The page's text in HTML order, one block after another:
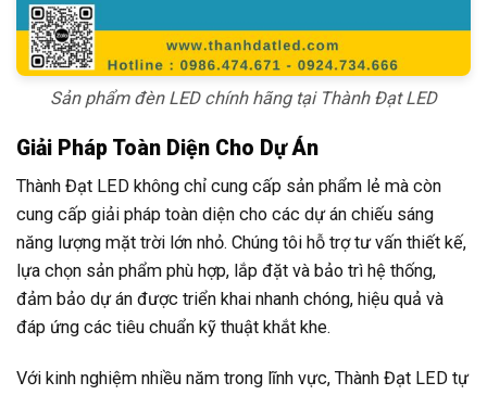
Sản phẩm đèn LED chính hãng tại Thành Đạt LED
Giải Pháp Toàn Diện Cho Dự Án
Thành Đạt LED không chỉ cung cấp sản phẩm lẻ mà còn
cung cấp giải pháp toàn diện cho các dự án chiếu sáng
năng lượng mặt trời lớn nhỏ. Chúng tôi hỗ trợ tư vấn thiết kế,
lựa chọn sản phẩm phù hợp, lắp đặt và bảo trì hệ thống,
đảm bảo dự án được triển khai nhanh chóng, hiệu quả và
đáp ứng các tiêu chuẩn kỹ thuật khắt khe.
Với kinh nghiệm nhiều năm trong lĩnh vực, Thành Đạt LED tự